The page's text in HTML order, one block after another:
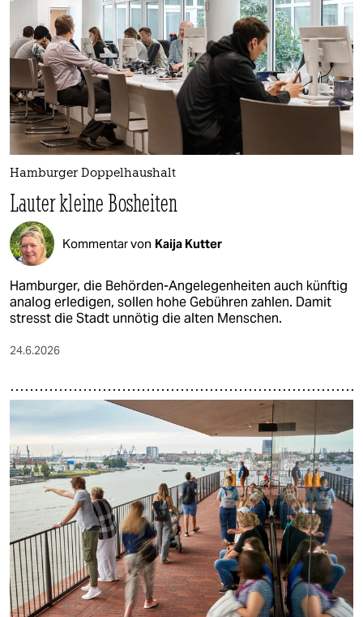
Hamburger Doppelhaushalt
Lauter kleine Bosheiten
Kommentar von Kaija Kutter
Hamburger, die Behörden-Angelegenheiten auch künftig
analog erledigen, sollen hohe Gebühren zahlen. Damit
stresst die Stadt unnötig die alten Menschen.
24.6.2026